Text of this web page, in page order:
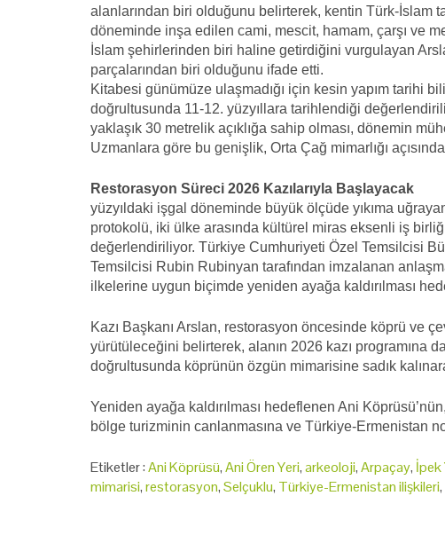
alanlarından biri olduğunu belirterek, kentin Türk-İslam
döneminde inşa edilen cami, mescit, hamam, çarşı ve
İslam şehirlerinden biri haline getirdiğini vurgulayan
parçalarından biri olduğunu ifade etti.
Kitabesi günümüze ulaşmadığı için kesin yapım tarihi
doğrultusunda 11-12. yüzyıllara tarihlendiği
yaklaşık 30 metrelik açıklığa sahip olması, dönemin
Uzmanlara göre bu genişlik, Orta Çağ mimarlığı
Restorasyon Süreci 2026 Kazılarıyla Başlayacak
yüzyıldaki işgal döneminde büyük ölçüde yıkıma
protokolü, iki ülke arasında kültürel miras eksenli iş
değerlendiriliyor. Türkiye Cumhuriyeti Özel Temsilcisi
Temsilcisi Rubin Rubinyan tarafından imzalanan
ilkelerine uygun biçimde yeniden ayağa kaldırılması
Kazı Başkanı Arslan, restorasyon öncesinde köprü ve
yürütüleceğini belirterek, alanın 2026 kazı programına
doğrultusunda köprünün özgün mimarisine sadık
Yeniden ayağa kaldırılması hedeflenen Ani
bölge turizminin canlanmasına ve Türkiye-Ermenistan
Etiketler :Ani Köprüsü,Ani Ören Yeri,arkeoloji,Arpaçay, İpek
mimarisi,restorasyon,Selçuklu, Türkiye-Ermenistan ilişkileri,